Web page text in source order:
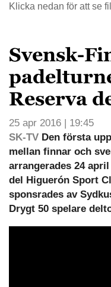
Klicka nedan för att se
Svensk-
Reserva
25 apr 2016 | 19:45
SK-TV Den första
mellan finnar och
arrangerades 24
del Higuerón Sport
sponsrades av
Drygt 50 spelare